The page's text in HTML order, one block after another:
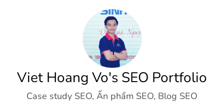
Viet Hoang Vo's SEO Portfolio
Case study SEO, Ấn phẩm SEO, Blog SEO